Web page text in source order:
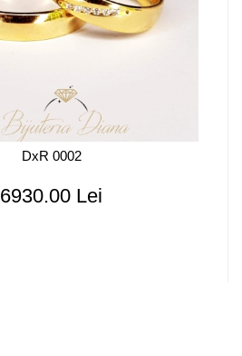
DxR 0002
6930.00 Lei